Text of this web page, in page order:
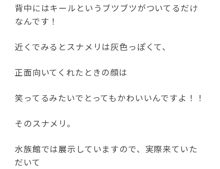
背中にはキールというブツブツがついてるだけ
なんです！
近くでみるとスナメリは灰色っぽくて、
正面向いてくれたときの顔は
笑ってるみたいでとってもかわいいんですよ！！
そのスナメリ。
水族館では展示していますので、実際来ていた
だいて